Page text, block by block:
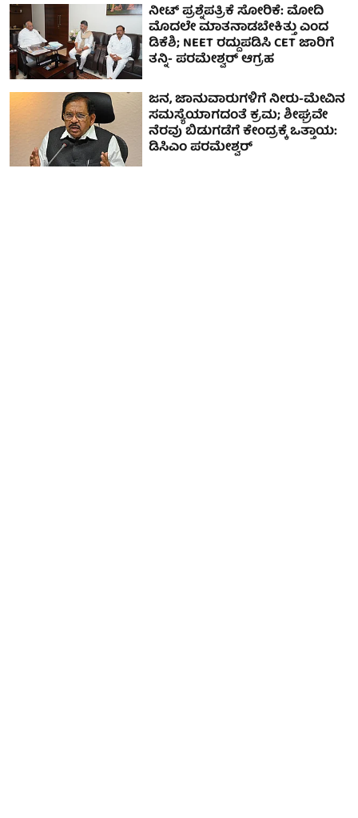
ನೀಟ್ ಪ್ರಶ್ನೆಪತ್ರಿಕೆ ಸೋರಿಕೆ: ಮೋದಿ
ಮೊದಲೇ ಮಾತನಾಡಬೇಕಿತ್ತು ಎಂದ
ಡಿಕೆಶಿ; NEET ರದ್ದುಪಡಿಸಿ CET ಜಾರಿಗೆ
ತನ್ನಿ- ಪರಮೇಶ್ವರ್ ಆಗ್ರಹ
ಜನ, ಜಾನುವಾರುಗಳಿಗೆ ನೀರು-ಮೇವಿನ
ಸಮಸ್ಯೆಯಾಗದಂತೆ ಕ್ರಮ; ಶೀಘ್ರವೇ
ನೆರವು ಬಿಡುಗಡೆಗೆ ಕೇಂದ್ರಕ್ಕೆ ಒತ್ತಾಯ:
ಡಿಸಿಎಂ ಪರಮೇಶ್ವರ್‌